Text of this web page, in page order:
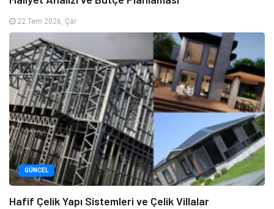
22 Tem 2026, Çar
GÜNCEL
Hafif Çelik Yapı Sistemleri ve Çelik Villalar